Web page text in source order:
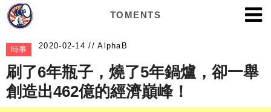
TOMENTS
時事 AlphaB
刷了6年瓶子，燒了5年鍋爐，卻一舉
創造出462億的經濟巔峰！